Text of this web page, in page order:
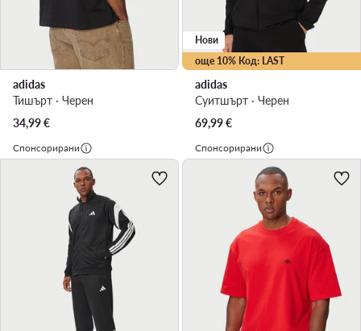
adidas
Тишърт · Черен
34,99€
още 10% Код: LAST
Нови
adidas
Суитшърт · Черен
69,99€
Спонсорирани Спонсорирани